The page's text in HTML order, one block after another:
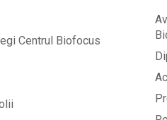
Centrul Biofocus